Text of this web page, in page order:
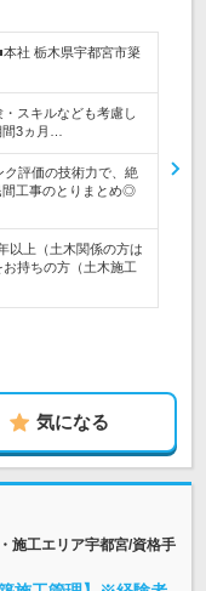
本社 栃木県宇都宮市簗
スキルなども考慮し
3ヵ月…
評価の技術力で、絶
工事のとりまとめ◎
以上（土木関係の方は
持ちの方（土木施工
気になる
施工エリア宇都宮/資格手